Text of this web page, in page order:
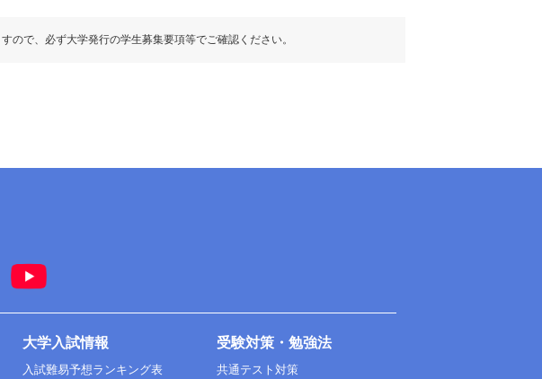
で、必ず大学発行の学生募集要項等でご確認ください。
大学入試情報
入試難易予想ランキング表
受験対策・勉強法
共通テスト対策